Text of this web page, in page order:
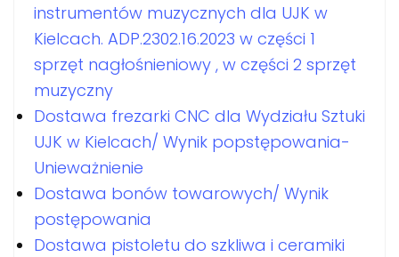
instrumentów muzycznych dla UJK w
Kielcach. ADP.2302.16.2023 w części 1
sprzęt nagłośnieniowy , w części 2 sprzęt
muzyczny
Dostawa frezarki CNC dla Wydziału Sztuki
UJK w Kielcach/ Wynik popstępowania-
Unieważnienie
Dostawa bonów towarowych/ Wynik
postępowania
Dostawa pistoletu do szkliwa i ceramiki